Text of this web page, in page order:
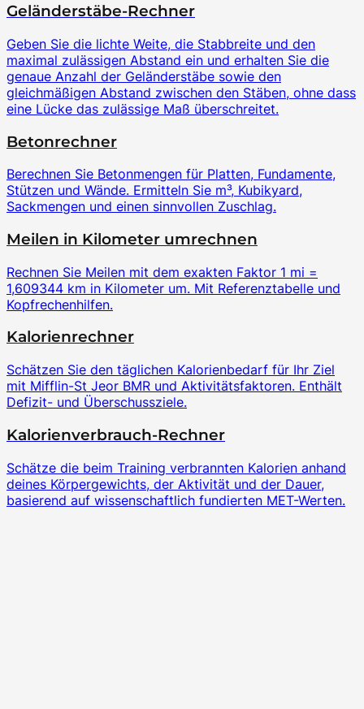
Geländerstäbe-Rechner
Geben Sie die lichte Weite, die Stabbreite und den
maximal zulässigen Abstand ein und erhalten Sie die
genaue Anzahl der Geländerstäbe sowie den
gleichmäßigen Abstand zwischen den Stäben, ohne dass
eine Lücke das zulässige Maß überschreitet.
Betonrechner
Berechnen Sie Betonmengen für Platten, Fundamente,
Stützen und Wände. Ermitteln Sie m³, Kubikyard,
Sackmengen und einen sinnvollen Zuschlag.
Meilen in Kilometer umrechnen
Rechnen Sie Meilen mit dem exakten Faktor 1 mi =
1,609344 km in Kilometer um. Mit Referenztabelle und
Kopfrechenhilfen.
Kalorienrechner
Schätzen Sie den täglichen Kalorienbedarf für Ihr Ziel
mit Mifflin-St Jeor BMR und Aktivitätsfaktoren. Enthält
Defizit- und Überschussziele.
Kalorienverbrauch-Rechner
Schätze die beim Training verbrannten Kalorien anhand
deines Körpergewichts, der Aktivität und der Dauer,
basierend auf wissenschaftlich fundierten MET-Werten.